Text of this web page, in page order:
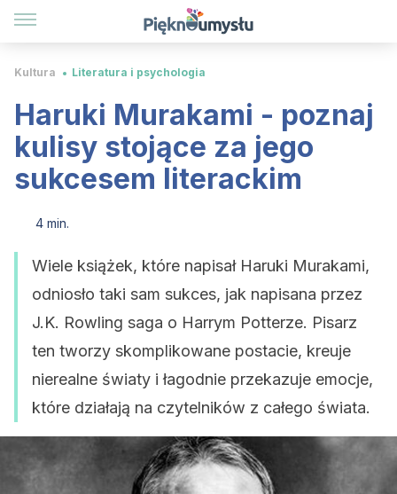
Kultura Literatura i psychologia
Haruki Murakami - poznaj
kulisy stojące za jego
sukcesem literackim
4 min.
Wiele książek, które napisał Haruki Murakami,
odniosło taki sam sukces, jak napisana przez
J.K. Rowling saga o Harrym Potterze. Pisarz
ten tworzy skomplikowane postacie, kreuje
nierealne światy i łagodnie przekazuje emocje,
które działają na czytelników z całego świata.